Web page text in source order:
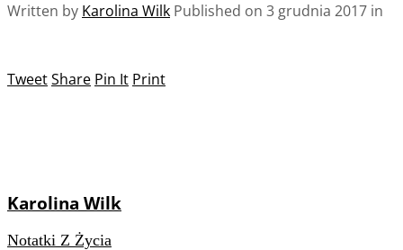
Written by Karolina Wilk Published on 3 grudnia 2017 in
TweetShare Pin It Print
Karolina Wilk
Notatki Z Życia